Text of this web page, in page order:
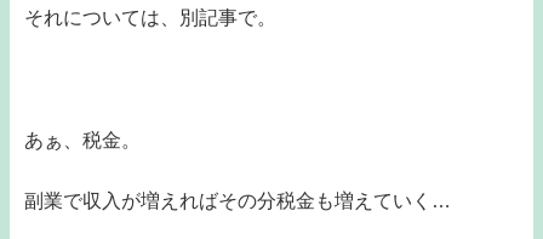
それについては、別記事で。
あぁ、税金。
副業で収入が増えればその分税金も増えていく…